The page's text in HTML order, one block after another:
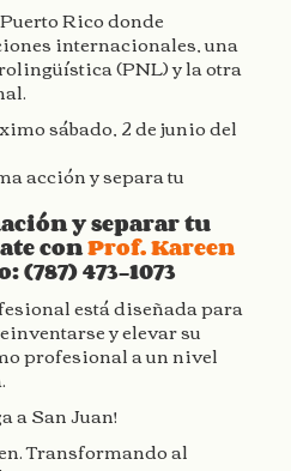
Rico donde
internacionales, una
(PNL) y la otra
sábado, 2 de junio del
acción y separa tu
y separar tu
conProf. Kareen
(787) 473-1073
está diseñada para
y elevar su
profesional a un nivel
a San Juan!
Transformando al